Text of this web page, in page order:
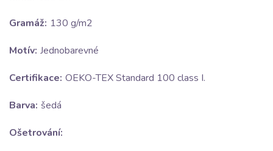
Gramáž: 130 g/m2
Motív: Jednobarevné
Certifikace: OEKO-TEX Standard 100 class I.
Barva: šedá
Ošetrování: